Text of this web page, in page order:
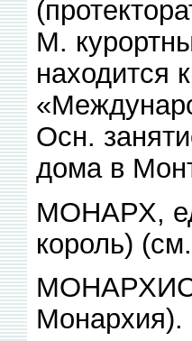
М.
находится
Осн.
дома в
МОНАРХ,
король)
Монархия).